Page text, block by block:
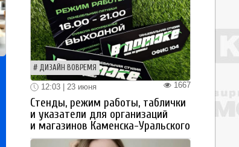
ДИЗАЙН ВОВРЕМЯ
1667
12:03 | 23 июня
Стенды, режим работы, таблички
и указатели для организаций
и магазинов Каменска-Уральского